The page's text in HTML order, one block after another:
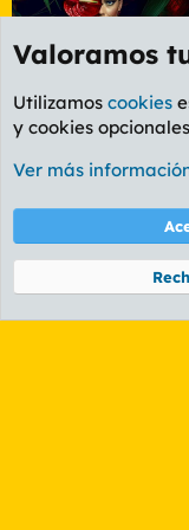
Foro General
Cookies
PL
Community platform by
Valoramos
Utilizamos cookies
y cookies
Ver más